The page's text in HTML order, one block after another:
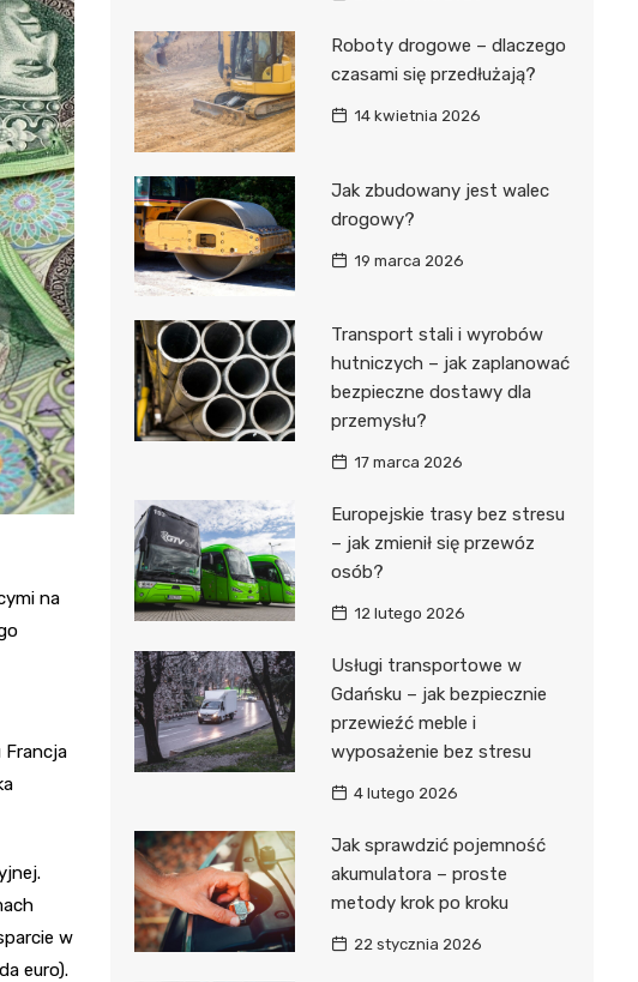
na
Francja
w
euro).
Roboty drogowe – dlaczego
czasami się przedłużają?
14 kwietnia 2026
Jak zbudowany jest walec
drogowy?
19 marca 2026
Transport stali i wyrobów
hutniczych – jak zaplanować
bezpieczne dostawy dla
przemysłu?
17 marca 2026
Europejskie trasy bez stresu
– jak zmienił się przewóz
osób?
12 lutego 2026
Usługi transportowe w
Gdańsku – jak bezpiecznie
przewieźć meble i
wyposażenie bez stresu
4 lutego 2026
Jak sprawdzić pojemność
akumulatora – proste
metody krok po kroku
22 stycznia 2026